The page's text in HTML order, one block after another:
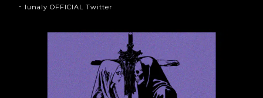
lunaly OFFICIAL Twitter